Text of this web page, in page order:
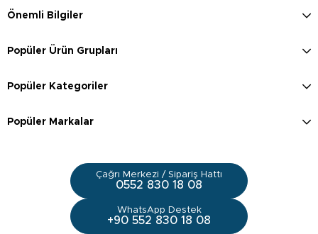
Önemli Bilgiler
Popüler Ürün Grupları
Popüler Kategoriler
Popüler Markalar
Çağrı Merkezi / Sipariş Hattı
0552 830 18 08
WhatsApp Destek
+90 552 830 18 08